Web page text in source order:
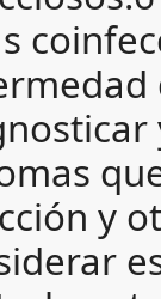
y